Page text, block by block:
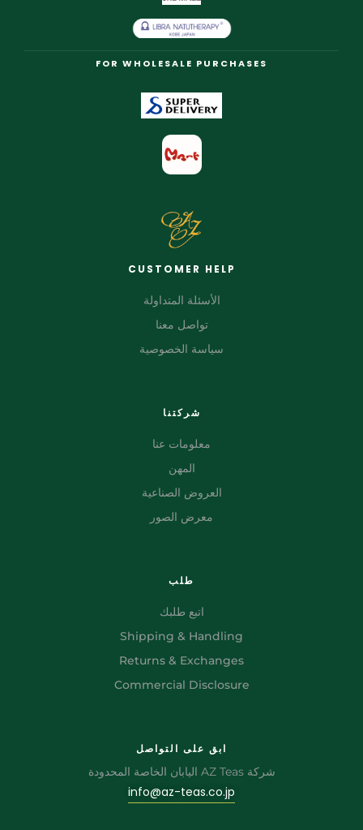
FOR WHOLESALE PURCHASES
CUSTOMER HELP
الأسئلة المتداولة
تواصل معنا
سياسة الخصوصية
شركتنا
معلومات عنا
المهن
العروض الصناعية
معرض الصور
طلب
اتبع طلبك
Shipping & Handling
Returns & Exchanges
Commercial Disclosure
ابق على التواصل
شركة AZ Teas اليابان الخاصة المحدودة
info@az-teas.co.jp